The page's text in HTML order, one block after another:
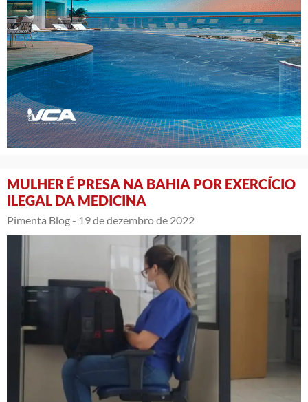
MULHER É PRESA NA BAHIA POR EXERCÍCIO
ILEGAL DA MEDICINA
Pimenta Blog - 19 de dezembro de 2022